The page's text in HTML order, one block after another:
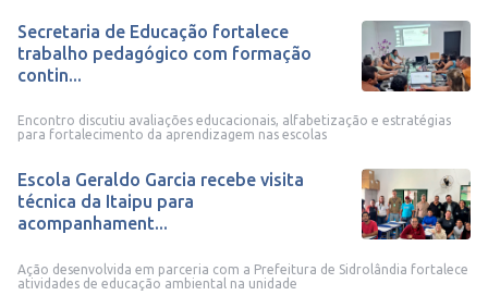
Secretaria de Educação fortalece
trabalho pedagógico com formação
contin...
Encontro discutiu avaliações educacionais, alfabetização e estratégias
para fortalecimento da aprendizagem nas escolas
Escola Geraldo Garcia recebe visita
técnica da Itaipu para
acompanhament...
Ação desenvolvida em parceria com a Prefeitura de Sidrolândia fortalece
atividades de educação ambiental na unidade